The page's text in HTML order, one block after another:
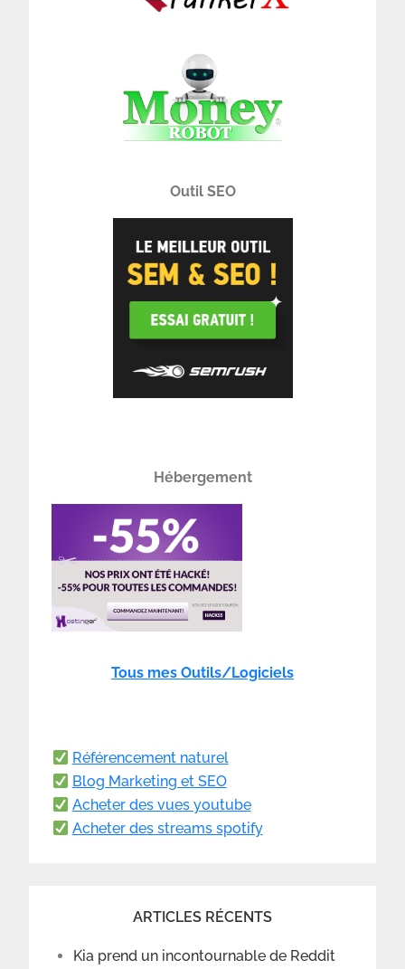
Outil SEO
Hébergement
Tous mes Outils/Logiciels
Référencement naturel
Blog Marketing et SEO
Acheter des vues youtube
Acheter des streams spotify
ARTICLES RÉCENTS
Kia prend un incontournable de Reddit